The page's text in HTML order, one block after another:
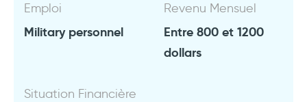
Emploi
Military personnel
Revenu Mensuel
Entre 800 et 1200
dollars
Situation Financière